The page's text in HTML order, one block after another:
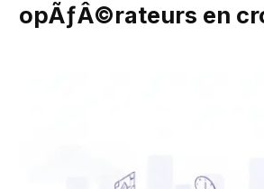
opÃƒÂ©rateurs en